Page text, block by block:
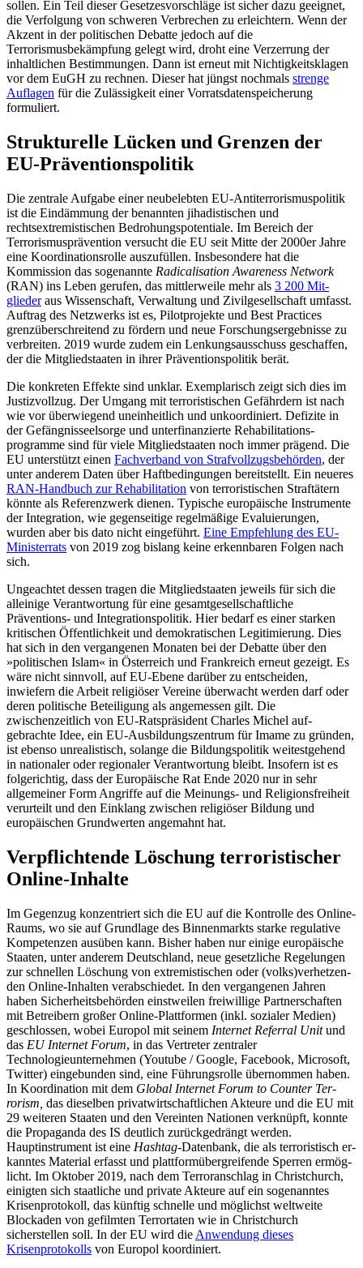
sollen. Ein Teil dieser Geset­zesvorschläge ist sicher dazu geeignet,
die Verfolgung von schweren Verbrechen zu erleichtern. Wenn der
Akzent in der politi­schen Debatte jedoch auf die
Terrorismusbekämpfung gelegt wird, droht eine Verzer­rung der
inhaltlichen Bestimmungen. Dann ist erneut mit Nichtigkeitsklagen
vor dem EuGH zu rechnen. Dieser hat jüngst noch­mals strenge
Auflagen für die Zulässigkeit einer Vorratsdatenspeicherung
formuliert.
Strukturelle Lücken und Grenzen der
EU-Präventionspolitik
Die zentrale Aufgabe einer neubelebten EU-Antiterrorismuspolitik
ist die Ein­dämmung der benannten jihadistischen und
rechtsextremistischen Bedrohungs­potentiale. Im Bereich der
Terrorismus­prävention versucht die EU seit Mitte der 2000er Jahre
eine Ko­ordinationsrolle aus­zufüllen. Insbesondere hat die
Kommission das sogenannte Radica­lisation Awareness Network
(RAN) ins Leben gerufen, das mittlerweile mehr als 3 200 Mit­
gliederaus Wissen­schaft, Verwaltung und Zivilgesellschaft um­fasst.
Auftrag des Netz­werks ist es, Pilot­projekte und Best Practices
grenzüberschreitend zu fördern und neue Forschungsergebnisse zu
verbreiten. 2019 wurde zudem ein Lenkungsausschuss ge­schaffen,
der die Mitgliedstaaten in ihrer Präventions­politik berät.
Die konkreten Effekte sind unklar. Exem­plarisch zeigt sich dies im
Justizvollzug. Der Umgang mit terroristischen Gefährdern ist nach
wie vor überwiegend uneinheitlich und unkoordiniert. Defizite in
der Gefäng­nis­seelsorge und unterfinanzierte Rehabilitations­
programme sind für viele Mitgliedstaaten noch immer prägend. Die
EU unter­stützt einen Fachverband von Strafvollzugs­behörden, der
unter anderem Daten über Haftbedingungen bereitstellt. Ein neueres
RAN-Handbuch zur Rehabilitation von ter­roristischen Straf­tätern
könnte als Referenzwerk dienen. Typische europäische In­strumente
der Integration, wie gegenseitige regelmäßige Evaluierungen,
wurden aber bis dato nicht eingeführt. Eine Empfehlung des EU-
Ministerrats von 2019 zog bislang keine erkennbaren Folgen nach
sich.
Ungeachtet dessen tragen die Mitglied­staaten jeweils für sich die
alleinige Ver­ant­wortung für eine gesamtgesellschaftliche
Präventions- und Integrationspolitik. Hier bedarf es einer starken
kritischen Öffentlichkeit und demokratischen Legitimierung. Dies
hat sich in den vergangenen Monaten bei der Debatte über den
»politischen Islam« in Österreich und Frankreich erneut ge­zeigt. Es
wäre nicht sinnvoll, auf EU-Ebene da­rüber zu entschei­den,
inwiefern die Arbeit religiöser Vereine überwacht werden darf oder
deren politische Beteiligung als an­gemessen gilt. Die
zwischenzeitlich von EU-Ratspräsi­dent Charles Michel auf­
gebrachte Idee, ein EU-Ausbildungszentrum für Imame zu grün­den,
ist ebenso unrealistisch, solange die Bildungspolitik weitestgehend
in natio­naler oder regionaler Ver­antwortung bleibt. Insofern ist es
folge­richtig, dass der Europäische Rat Ende 2020 nur in sehr
allgemeiner Form Angriffe auf die Meinungs- und Religionsfreiheit
ver­urteilt und den Einklang zwischen reli­giöser Bildung und
europäischen Grundwerten angemahnt hat.
Verpflichtende Löschung terroristischer
Online-Inhalte
Im Gegenzug konzentriert sich die EU auf die Kontrolle des Online-
Raums, wo sie auf Grundlage des Binnenmarkts starke regu­lative
Kompetenzen ausüben kann. Bisher haben nur einige europäische
Staaten, unter anderem Deutschland, neue gesetz­liche Regelungen
zur schnellen Löschung von extremistischen oder (volks)verhetzen­
den Online-Inhalten verabschiedet. In den vergangenen Jahren
haben Sicherheits­behörden einstweilen freiwillige Partnerschaften
mit Betreibern großer Online-Platt­formen (inkl. sozialer Medien)
geschlossen, wobei Europol mit seinem Internet Referral Unitund
das EU Internet Forum, in das Ver­treter zentraler
Technologieunternehmen (Youtube / Google, Facebook, Microsoft,
Twitter) eingebunden sind, eine Führungs­rolle übernommen haben.
In Koordination mit dem Global Internet Forum to Counter Ter­
rorism, das dieselben privatwirtschaftlichen Akteure und die EU mit
29 weiteren Staa­ten und den Vereinten Natio­nen verknüpft, konnte
die Propaganda des IS deutlich zu­rück­gedrängt werden.
Hauptinstrument ist eine Hashtag-Datenbank, die als terroristisch er­
kanntes Material erfasst und plattformübergreifende Sperren ermög­
licht. Im Oktober 2019, nach dem Terror­anschlag in Christchurch,
einigten sich staatliche und private Akteure auf ein so­genanntes
Krisen­protokoll, das künftig schnelle und mög­lichst weltweite
Blockaden von gefilmten Terrortaten wie in Christ­church
sicherstellen soll. In der EU wird die Anwendung dieses
Krisenprotokolls von Europol koordiniert.